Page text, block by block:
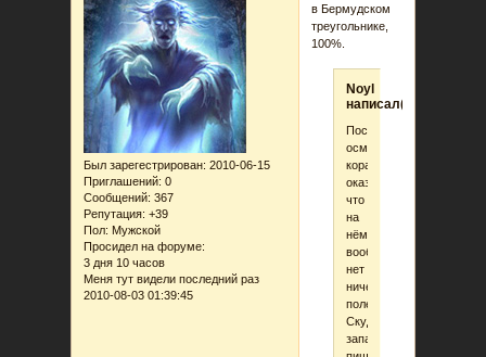
Был зарегестрирован: 2010-06-15
Приглашений: 0
Сообщений: 367
Репутация: +39
Пол: Мужской
Просидел на форуме:
3 дня 10 часов
Меня тут видели последний раз
2010-08-03 01:39:45
в Бермудском
треугольнике,
100%.
Noyl
написал(а):
После
осмотра
корабля,
оказалось,
что
на
нём
вообще
нет
ничего
полезного.
Скудные
запасы